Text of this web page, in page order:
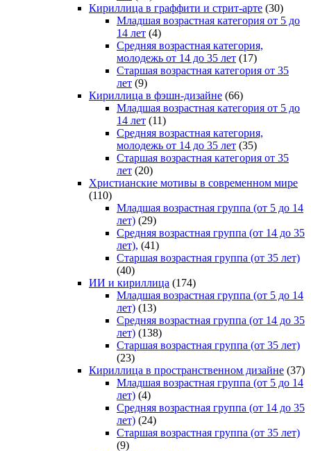
Кириллица в граффити и стрит-арте (30)
Младшая возрастная категория от 5 до
14 лет (4)
Средняя возрастная категория,
молодежь от 14 до 35 лет (17)
Старшая возрастная категория от 35
лет (9)
Кириллица в фэшн-дизайне (66)
Младшая возрастная категория от 5 до
14 лет (11)
Средняя возрастная категория,
молодежь от 14 до 35 лет (35)
Старшая возрастная категория от 35
лет (20)
Христианские мотивы в современном мире
(110)
Младшая возрастная группа (от 5 до 14
лет) (29)
Средняя возрастная группа (от 14 до 35
лет), (41)
Старшая возрастная группа (от 35 лет)
(40)
ИИ и кириллица (174)
Младшая возрастная группа (от 5 до 14
лет) (13)
Средняя возрастная группа (от 14 до 35
лет) (138)
Старшая возрастная группа (от 35 лет)
(23)
Кириллица в пространственном дизайне (37)
Младшая возрастная группа (от 5 до 14
лет) (4)
Средняя возрастная группа (от 14 до 35
лет) (24)
Старшая возрастная группа (от 35 лет)
(9)